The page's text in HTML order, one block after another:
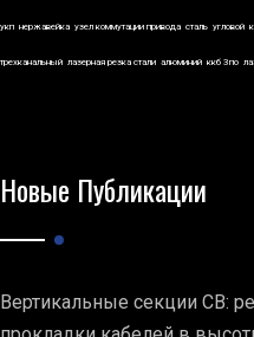
укп нержавейка узел коммутации привода сталь угловой
трехканальный лазерная резка стали алюминий ккб 3по
Новые Публикации
Вертикальные секции СВ: